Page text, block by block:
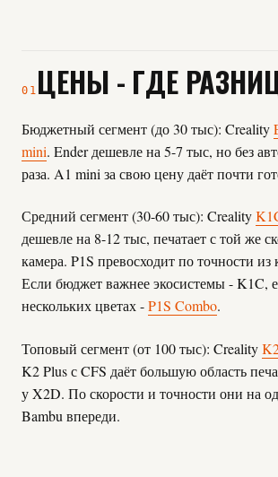
01 ЦЕНЫ - ГДЕ
Бюджетный сегмент (до 30 тыс): Creality
mini. Ender дешевле на 5-7 тыс, но без
раза. A1 mini за свою цену даёт почти
Средний сегмент (30-60 тыс): Creality
дешевле на 8-12 тыс, печатает с той же
камера. P1S превосходит по точности
Если бюджет важнее экосистемы - K1C,
нескольких цветах -P1S Combo.
Топовый сегмент (от 100 тыс): Creality
K2 Plus с CFS даёт большую область
у X2D. По скорости и точности они на
Bambu впереди.